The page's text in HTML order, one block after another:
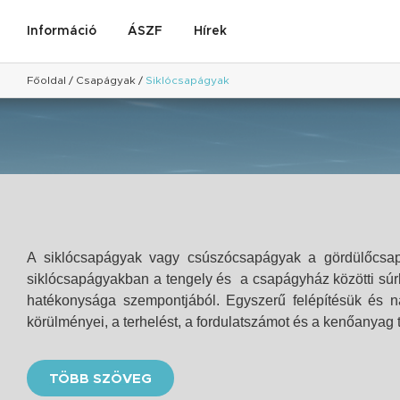
Információ ÁSZF Hírek
Főoldal / Csapágyak / Siklócsapágyak
A siklócsapágyak vagy csúszócsapágyak a
siklócsapágyakban a tengely és a csapágyház közötti
hatékonysága szempontjából. Egyszerű felépítésük
körülményei, a terhelést, a fordulatszámot és a kenőanyag
TÖBB SZÖVEG